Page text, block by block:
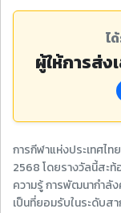
ไ
ผู้ให้การส่
การกีฬาแห่งประเทศไ
2568 โดยรางวัลนี้สะ
ความรู้ การพัฒนากำลั
เป็นที่ยอมรับในระดับส